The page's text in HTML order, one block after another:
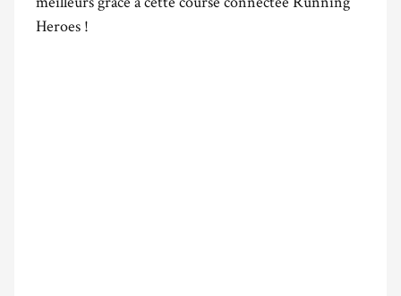
Heroes !